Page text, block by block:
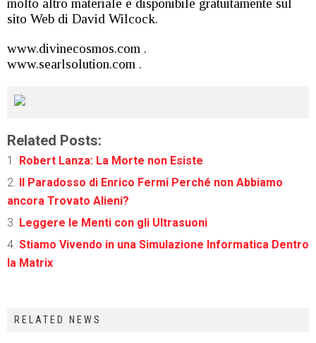
molto altro materiale è disponibile gratuitamente sul
sito Web di David Wilcock.
www.divinecosmos.com .
www.searlsolution.com .
Related Posts:
Robert Lanza: La Morte non Esiste
Il Paradosso di Enrico Fermi Perché non Abbiamo
ancora Trovato Alieni?
Leggere le Menti con gli Ultrasuoni
Stiamo Vivendo in una Simulazione Informatica Dentro
la Matrix
RELATED NEWS